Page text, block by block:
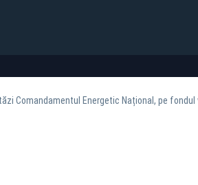
Comandamentul Energetic Național, pe